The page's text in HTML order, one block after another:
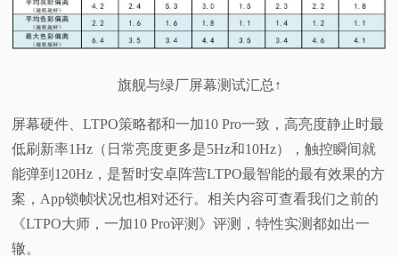
旗舰与绿厂屏幕测试汇总↑
屏幕硬件、LTPO策略都和一加10 Pro一致，高亮度静止时最
低刷新率1Hz（日常亮度更多是5Hz和10Hz），触控瞬间就
能弹到120Hz，是暂时安卓阵营LTPO最智能的最有效果的方
案，App锁帧状况也相对还行。相关内容可查看我们之前的
《LTPO大师，一加10 Pro评测》评测，特性实测都如出一
辙。